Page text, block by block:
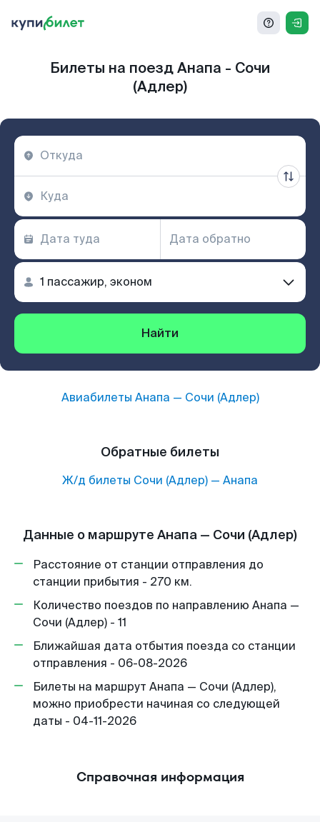
Билеты на поезд Анапа - Сочи
(Адлер)
Найти
Авиабилеты Анапа — Сочи (Адлер)
Обратные билеты
Ж/д билеты Сочи (Адлер) — Анапа
Данные о маршруте Анапа — Сочи (Адлер)
Расстояние от станции отправления до
станции прибытия - 270 км.
Количество поездов по направлению Анапа —
Сочи (Адлер) - 11
Ближайшая дата отбытия поезда со станции
отправления - 06-08-2026
Билеты на маршрут Анапа — Сочи (Адлер),
можно приобрести начиная со следующей
даты - 04-11-2026
Справочная информация